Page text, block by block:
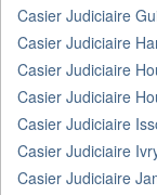
Casier Judiciaire
Casier Judiciaire
Casier Judiciaire
Casier Judiciaire
Casier Judiciaire
Casier Judiciaire
Casier Judiciaire